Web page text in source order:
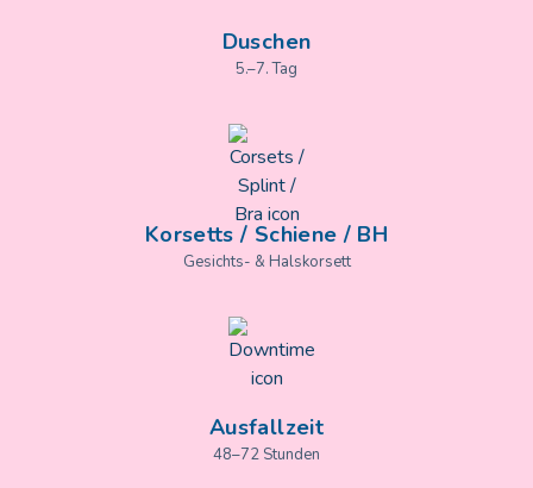
Duschen
5.–7. Tag
Korsetts / Schiene / BH
Gesichts- & Halskorsett
Ausfallzeit
48–72 Stunden